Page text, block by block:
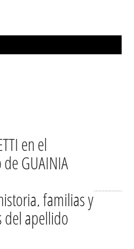
en el
GUAINIA
familias y
del apellido